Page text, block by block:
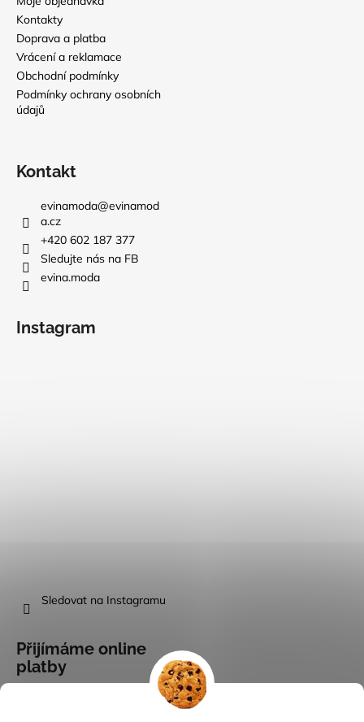
Kontakty
Doprava a platba
Vrácení a reklamace
Obchodní podmínky
Podmínky ochrany osobních
údajů
Kontakt
evinamoda@evinamod
a.cz
+420 602 187 377
Sledujte nás na FB
evina.moda
Instagram
Sledovat na Instagramu
Přijímáme online
platby